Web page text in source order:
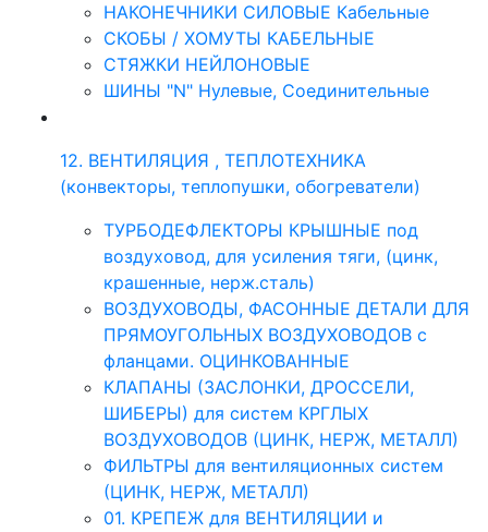
НАКОНЕЧНИКИ СИЛОВЫЕ Кабельные
СКОБЫ / ХОМУТЫ КАБЕЛЬНЫЕ
СТЯЖКИ НЕЙЛОНОВЫЕ
ШИНЫ "N" Нулевые, Соединительные
12. ВЕНТИЛЯЦИЯ , ТЕПЛОТЕХНИКА
(конвекторы, теплопушки, обогреватели)
ТУРБОДЕФЛЕКТОРЫ КРЫШНЫЕ под
воздуховод, для усиления тяги, (цинк,
крашенные, нерж.сталь)
ВОЗДУХОВОДЫ, ФАСОННЫЕ ДЕТАЛИ ДЛЯ
ПРЯМОУГОЛЬНЫХ ВОЗДУХОВОДОВ с
фланцами. ОЦИНКОВАННЫЕ
КЛАПАНЫ (ЗАСЛОНКИ, ДРОССЕЛИ,
ШИБЕРЫ) для систем КРГЛЫХ
ВОЗДУХОВОДОВ (ЦИНК, НЕРЖ, МЕТАЛЛ)
ФИЛЬТРЫ для вентиляционных систем
(ЦИНК, НЕРЖ, МЕТАЛЛ)
01. КРЕПЕЖ для ВЕНТИЛЯЦИИ и